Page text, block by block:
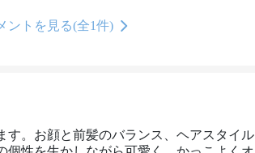
ントを見る(全1件)
す。お顔と前髪のバランス、ヘアスタイル